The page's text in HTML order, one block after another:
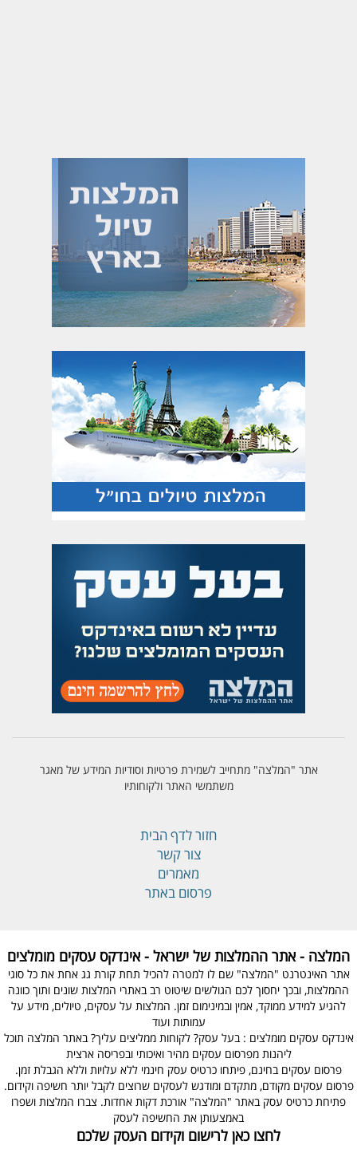
אתר "המלצה" מתחייב לשמירת פרטיות וסודיות המידע של מאגר
משתמשי האתר ולקוחותיו
חזור לדף הבית
צור קשר
מאמרים
פרסום באתר
המלצה - אתר ההמלצות של ישראל - אינדקס עסקים מומלצים
אתר האינטרנט "המלצה" שם לו למטרה להכיל תחת קורת גג אחת את כל סוגי
ההמלצות, ובכך יחסוך לכם הגולשים שיטוט רב באתרי המלצות שונים ותוך כוונה
להגיע למידע ממוקד, אמין ובמינימום זמן. המלצות על עסקים, טיולים, מידע על
עמותות ועוד
אינדקס עסקים מומלצים : בעל עסק? לקוחות ממליצים עליך? באתר המלצה תוכל
ליהנות מפרסום עסקים מהיר ואיכותי ובפריסה ארצית
פרסום עסקים בחינם, פיתחו כרטיס עסק חינמי ללא עלויות וללא הגבלת זמן.
פרסום עסקים מקודם, מתקדם ומודגש לעסקים שרוצים לקבל יותר חשיפה וקידום.
פתיחת כרטיס עסק באתר "המלצה" אורכת דקות אחדות. צברו המלצות ושפרו
באמצעותן את החשיפה לעסק
לחצו כאן לרישום וקידום העסק שלכם